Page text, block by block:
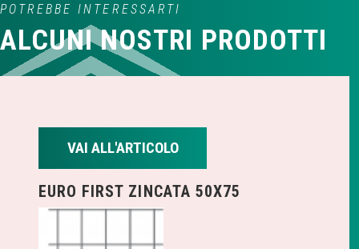
POTREBBE INTERESSARTI
ALCUNI NOSTRI PRODOTTI
VAI ALL'ARTICOLO
EURO FIRST ZINCATA 50X75